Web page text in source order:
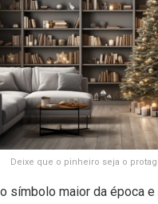
Deixe que o pinheiro seja o
símbolo maior da época